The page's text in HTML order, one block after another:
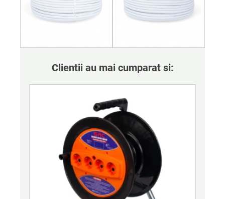
Clientii au mai cumparat si: